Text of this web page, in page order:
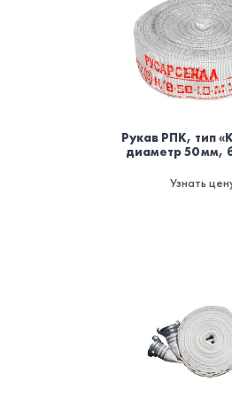
Рукав РПК, тип
диаметр 50 мм,
Узнать